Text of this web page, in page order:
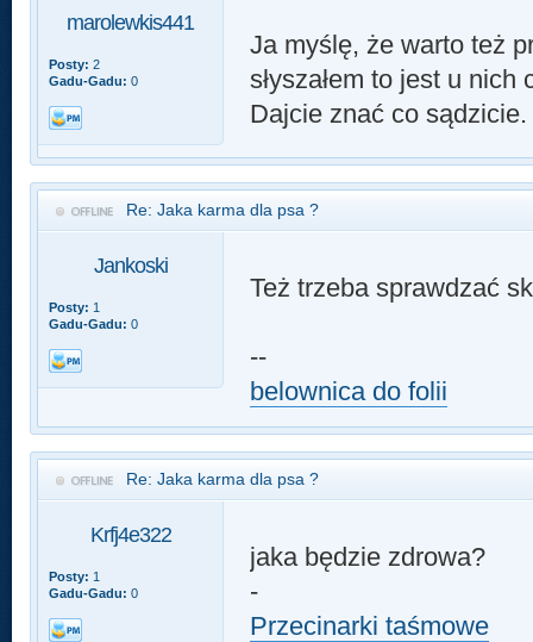
marolewkis441
Posty: 2
Gadu-Gadu: 0
Ja myślę, że warto też
słyszałem to jest u
Dajcie znać co sądzicie.
Re: Jaka karma dla psa ?
Jankoski
Posty: 1
Gadu-Gadu: 0
Też trzeba sprawdzać
--
belownica do folii
Re: Jaka karma dla psa ?
Krfj4e322
Posty: 1
Gadu-Gadu: 0
jaka będzie zdrowa?
-
Przecinarki taśmowe